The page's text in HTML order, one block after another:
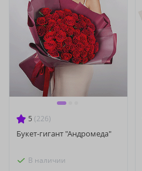
5 (226)
Букет-гигант "Андромеда"
В наличии